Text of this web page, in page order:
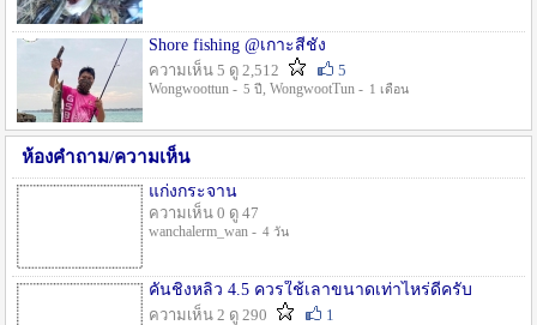
Shore fishing @เกาะสีชัง
ความเห็น 5 ดู 2,512
5
Wongwoottun - 5 ปี , WongwootTun - 1 เดือน
ห้องคำถาม/ความเห็น
แก่งกระจาน
ความเห็น 0 ดู 47
wanchalerm_wan - 4 วัน
คันชิงหลิว 4.5 ควรใช้เลาขนาดเท่าไหร่ดีครับ
ความเห็น 2 ดู 290
1